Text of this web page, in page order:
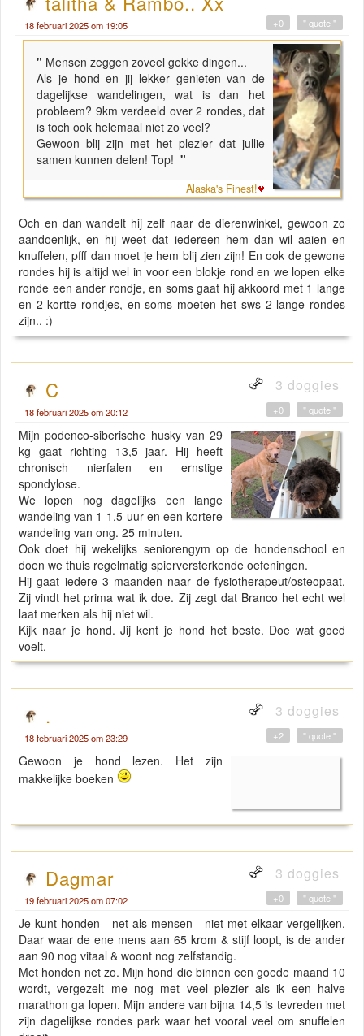
18 februari 2025 om 19:05 " quote "
+0
" Mensen zeggen zoveel gekke dingen...
Als je hond en jij lekker genieten van de
dagelijkse wandelingen, wat is dan het
probleem? 9km verdeeld over 2 rondes, dat
is toch ook helemaal niet zo veel?
Gewoon blij zijn met het plezier dat jullie
samen kunnen delen! Top! "
Alaska's Finest!
Och en dan wandelt hij zelf naar de dierenwinkel, gewoon zo
aandoenlijk, en hij weet dat iedereen hem dan wil aaien en
knuffelen, pfff dan moet je hem blij zien zijn! En ook de gewone
rondes hij is altijd wel in voor een blokje rond en we lopen elke
ronde een ander rondje, en soms gaat hij akkoord met 1 lange
en 2 kortte rondjes, en soms moeten het sws 2 lange rondes
zijn.. :)
C 3 doggies
18 februari 2025 om 20:12 " quote "
+0
Mijn podenco-siberische husky van 29
kg gaat richting 13,5 jaar. Hij heeft
chronisch nierfalen en ernstige
spondylose.
We lopen nog dagelijks een lange
wandeling van 1-1,5 uur en een kortere
wandeling van ong. 25 minuten.
Ook doet hij wekelijks seniorengym op de hondenschool en
doen we thuis regelmatig spierversterkende oefeningen.
Hij gaat iedere 3 maanden naar de fysiotherapeut/osteopaat.
Zij vindt het prima wat ik doe. Zij zegt dat Branco het echt wel
laat merken als hij niet wil.
Kijk naar je hond. Jij kent je hond het beste. Doe wat goed
voelt.
. 3 doggies
18 februari 2025 om 23:29 " quote "
+2
Gewoon je hond lezen. Het zijn
makkelijke boeken
Dagmar 3 doggies
19 februari 2025 om 07:02 " quote "
+0
Je kunt honden - net als mensen - niet met elkaar vergelijken.
Daar waar de ene mens aan 65 krom & stijf loopt, is de ander
aan 90 nog vitaal & woont nog zelfstandig.
Met honden net zo. Mijn hond die binnen een goede maand 10
wordt, vergezelt me nog met veel plezier als ik een halve
marathon ga lopen. Mijn andere van bijna 14,5 is tevreden met
zijn dagelijkse rondes park waar het vooral veel om snuffelen